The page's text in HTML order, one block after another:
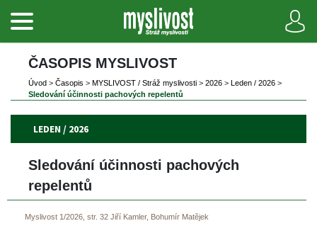
ČASOPIS MYSLIVOST
Úvod > Časopi > MYSLIVOST / Stráž myslivosti > 2026 > Leden / 2026 >
Sledování účinnosti pachových repelentů
LEDEN / 2026
Sledování účinnosti pachových
repelentů
Myslivost 1/2026, str. 32 Jiří Kamler, Bohumír Matějek